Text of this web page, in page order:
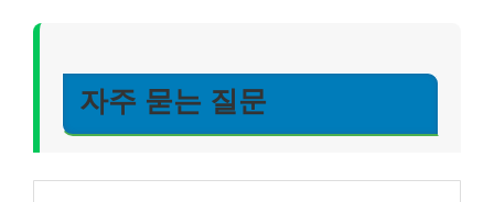
자주 묻는 질문